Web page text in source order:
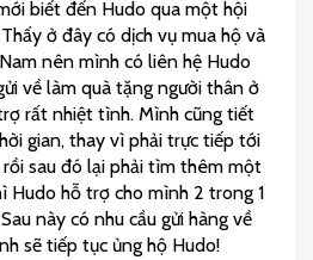
biết đến Hudo qua một hội
ở đây có dịch vụ mua hộ và
nên mình có liên hệ Hudo
về làm quà tặng người thân ở
rất nhiệt tình. Mình cũng tiết
gian, thay vì phải trực tiếp tới
sau đó lại phải tìm thêm một
Hudo hỗ trợ cho mình 2 trong 1
này có nhu cầu gửi hàng về
sẽ tiếp tục ủng hộ Hudo!